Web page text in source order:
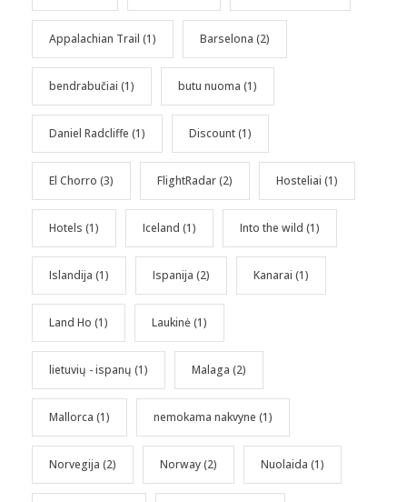
Appalachian Trail (1) Barselona (2)
bendrabučiai (1) butu nuoma (1)
Daniel Radcliffe (1) Discount(1)
El Chorro (3) FlightRadar(2) Hosteliai (1)
Hotels (1) Iceland (1) Into the wild (1)
Islandija (1) Ispanija (2) Kanarai (1)
Land Ho (1) Laukinė(1)
lietuvių - ispanų (1) Malaga (2)
Mallorca (1) nemokama nakvyne (1)
Norvegija (2) Norway(2) Nuolaida (1)